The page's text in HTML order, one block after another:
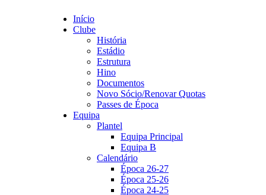
Início
Clube
História
Estádio
Estrutura
Hino
Documentos
Novo Sócio/Renovar Quotas
Passes de Época
Equipa
Plantel
Equipa Principal
Equipa B
Calendário
Época 26-27
Época 25-26
Época 24-25